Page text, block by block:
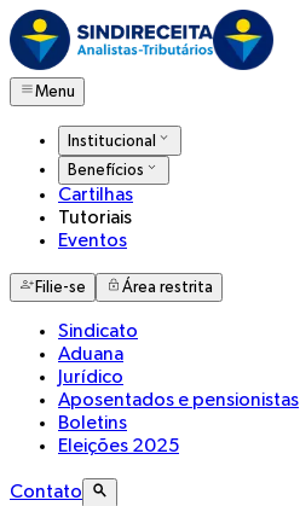
Menu
Institucional
Benefícios
Cartilhas
Tutoriais
Eventos
Filie-se Área restrita
Sindicato
Aduana
Jurídico
Aposentados e pensionistas
Boletins
Eleições 2025
Contato